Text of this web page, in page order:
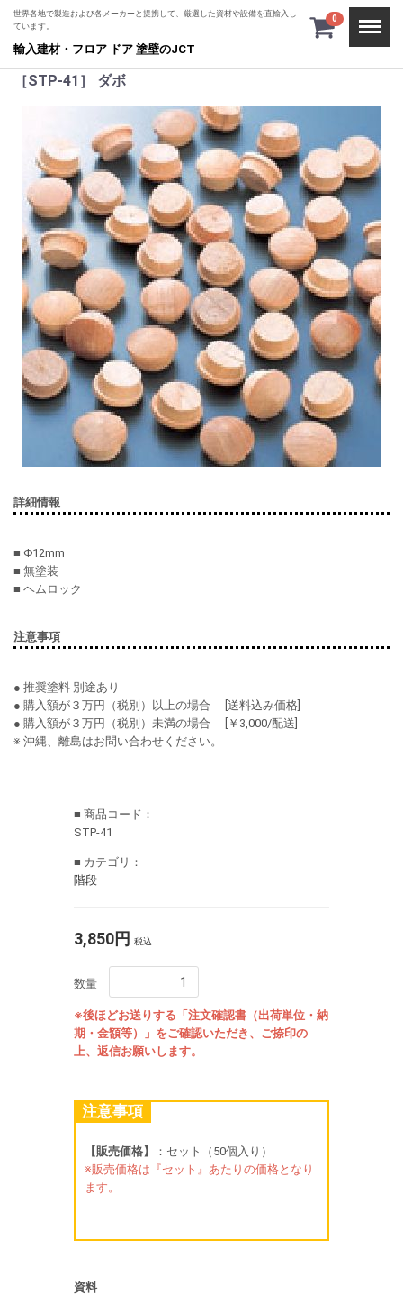
世界各地で製造および各メーカーと提携して、厳選した資材や設備を直輸入し
ています。
輸入建材・フロア ドア 塗壁のJCT
0
［STP-41］ ダボ
詳細情報
■ Φ12mm
■ 無塗装
■ ヘムロック
注意事項
● 推奨塗料 別途あり
● 購入額が３万円（税別）以上の場合 [送料込み価格]
● 購入額が３万円（税別）未満の場合 [￥3,000/配送]
※ 沖縄、離島はお問い合わせください。
■ 商品コード：
STP-41
■ カテゴリ：
階段
3,850円 税込
数量
※後ほどお送りする「注文確認書（出荷単位・納
期・金額等）」をご確認いただき、ご捺印の
上、返信お願いします。
注意事項
【販売価格】
：セット（50個入り）
※販売価格は『セット』あたりの価格となり
ます。
資料